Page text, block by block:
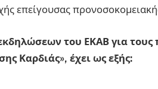
επείγουσας
του ΕΚΑΒ για τους
Καρδιάς», έχει ως εξής: